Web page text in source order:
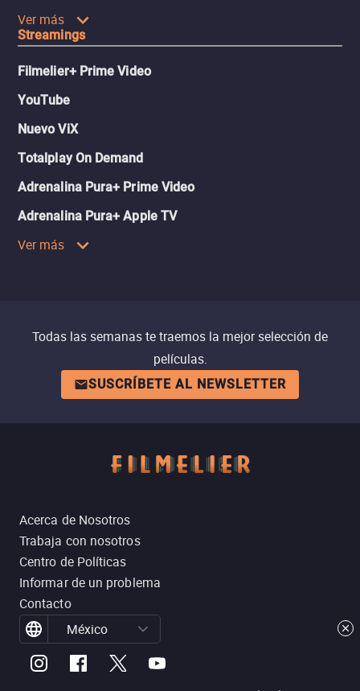
Ver más
Streamings
Filmelier+ Prime Video
YouTube
Nuevo ViX
Totalplay On Demand
Adrenalina Pura+ Prime Video
Adrenalina Pura+ Apple TV
Ver más
Todas las semanas te traemos la mejor selección de
películas.
SUSCRÍBETE AL NEWSLETTER
Acerca de Nosotros
Trabaja con nosotros
Centro de Políticas
Informar de un problema
Contacto
México